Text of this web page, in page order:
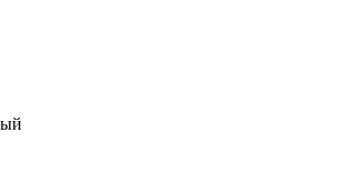
оборудование для детских площадок
для площадок для выгула собак
оборудование для улицы
формы под заказ